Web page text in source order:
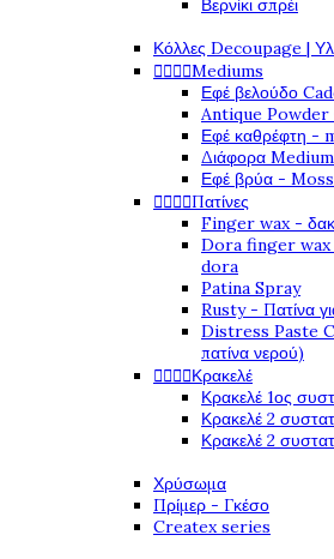
Βερνίκι σπρέι
Κόλλες Decoupage |
Mediums
Εφέ βελούδο
Antique Powder
Εφέ καθρέφτη
Διάφορα
Εφέ βρύα -
Πατίνες
Finger wax -
Dora finger wax
dora
Patina Spray
Rusty - Πατίνα
Distress Paste
πατίνα νερού)
Κρακελέ
Κρακελέ 1ος
Κρακελέ 2
Κρακελέ 2
Χρύσωμα
Πρίμερ - Γκέσο
Createx series